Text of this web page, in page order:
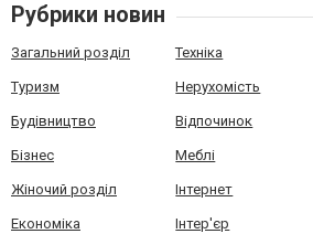
Рубрики новин
Загальний розділ Техніка
Туризм Нерухомість
Будівництво Відпочинок
Бізнес Меблі
Жіночий розділ Інтернет
Економіка Інтер'єр